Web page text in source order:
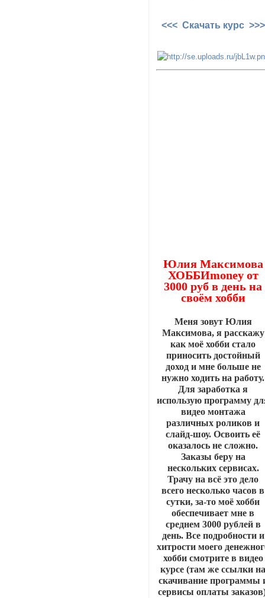
<<< Скачать курс >>>
Юлия Максимова
ХОББИmoney от
3000 руб в день на
своём хобби
Меня зовут Юлия
Максимова, я расскажу
как моё хобби стало
приносить достойный
доход и мне больше не
нужно ходить на работу.
Для заработка я
использую программу
видео монтажа
различных роликов и
слайд-шоу. Освоить её
оказалось не сложно.
Заказы беру на
нескольких сервисах.
Трачу на всё это дело
всего несколько часов в
сутки, за-то моё хобби
обеспечивает мне в
среднем 3000 рублей в
день. Все подробности и
хитрости моего
хобби смотрите в видео
курсе (там же ссылки
скачивание программы
сервисы оплаты